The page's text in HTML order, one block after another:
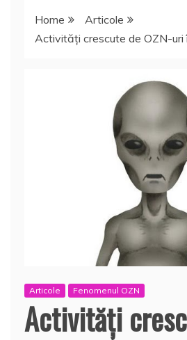
Home
Articole
Activități crescute de OZN-uri
Articole Fenomenul OZN
Activități